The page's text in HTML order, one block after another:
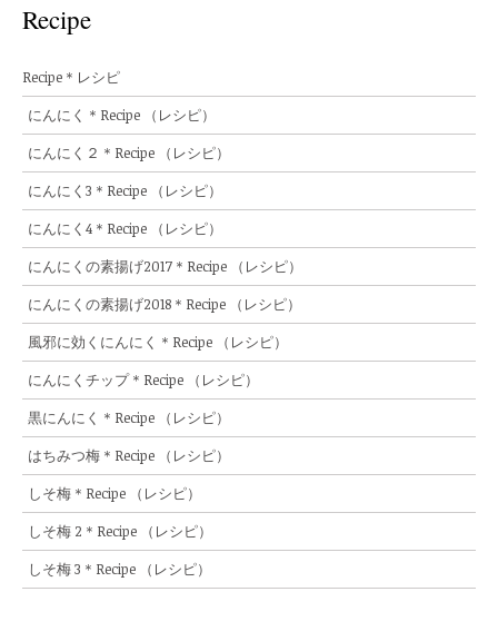
Recipe
Recipe＊レシピ
にんにく＊Recipe （レシピ）
にんにく２＊Recipe （レシピ）
にんにく3＊Recipe （レシピ）
にんにく4＊Recipe （レシピ）
にんにくの素揚げ2017＊Recipe （レシピ）
にんにくの素揚げ2018＊Recipe （レシピ）
風邪に効くにんにく＊Recipe （レシピ）
にんにくチップ＊Recipe （レシピ）
黒にんにく＊Recipe （レシピ）
はちみつ梅＊Recipe （レシピ）
しそ梅＊Recipe （レシピ）
しそ梅 2＊Recipe （レシピ）
しそ梅 3＊Recipe （レシピ）